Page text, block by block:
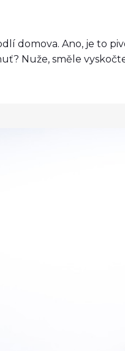
domova. Ano, je to
Nuže, směle